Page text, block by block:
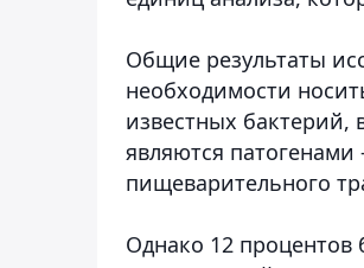
Общие результаты
необходимости
известных бактерий,
являются
пищеварительного
Однако 12 процентов